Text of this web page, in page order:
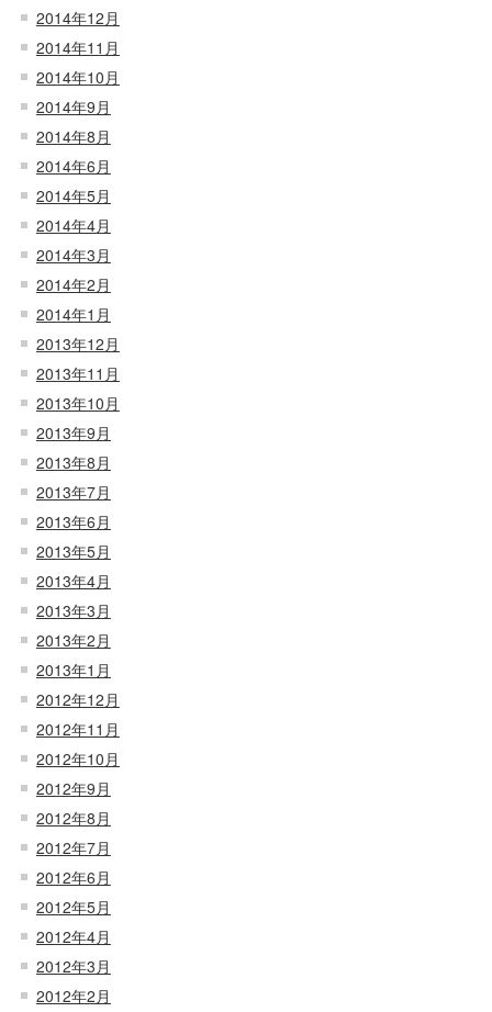
2014年12月
2014年11月
2014年10月
2014年9月
2014年8月
2014年6月
2014年5月
2014年4月
2014年3月
2014年2月
2014年1月
2013年12月
2013年11月
2013年10月
2013年9月
2013年8月
2013年7月
2013年6月
2013年5月
2013年4月
2013年3月
2013年2月
2013年1月
2012年12月
2012年11月
2012年10月
2012年9月
2012年8月
2012年7月
2012年6月
2012年5月
2012年4月
2012年3月
2012年2月